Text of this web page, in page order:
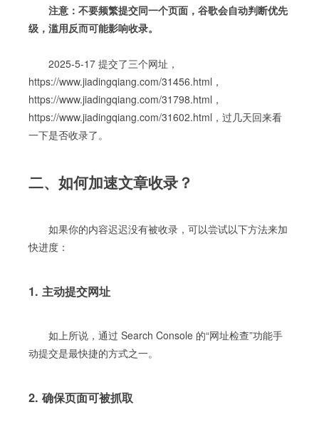
注意：不要频繁提交同一个页面，谷歌会自动判断优先
级，滥用反而可能影响收录。
2025-5-17 提交了三个网址，
https://www.jiadingqiang.com/31456.html，
https://www.jiadingqiang.com/31798.html，
https://www.jiadingqiang.com/31602.html，过几天回来看
一下是否收录了。
二、如何加速文章收录？
如果你的内容迟迟没有被收录，可以尝试以下方法来加
快进度：
1. 主动提交网址
如上所说，通过 Search Console 的“网址检查”功能手
动提交是最快捷的方式之一。
2. 确保页面可被抓取